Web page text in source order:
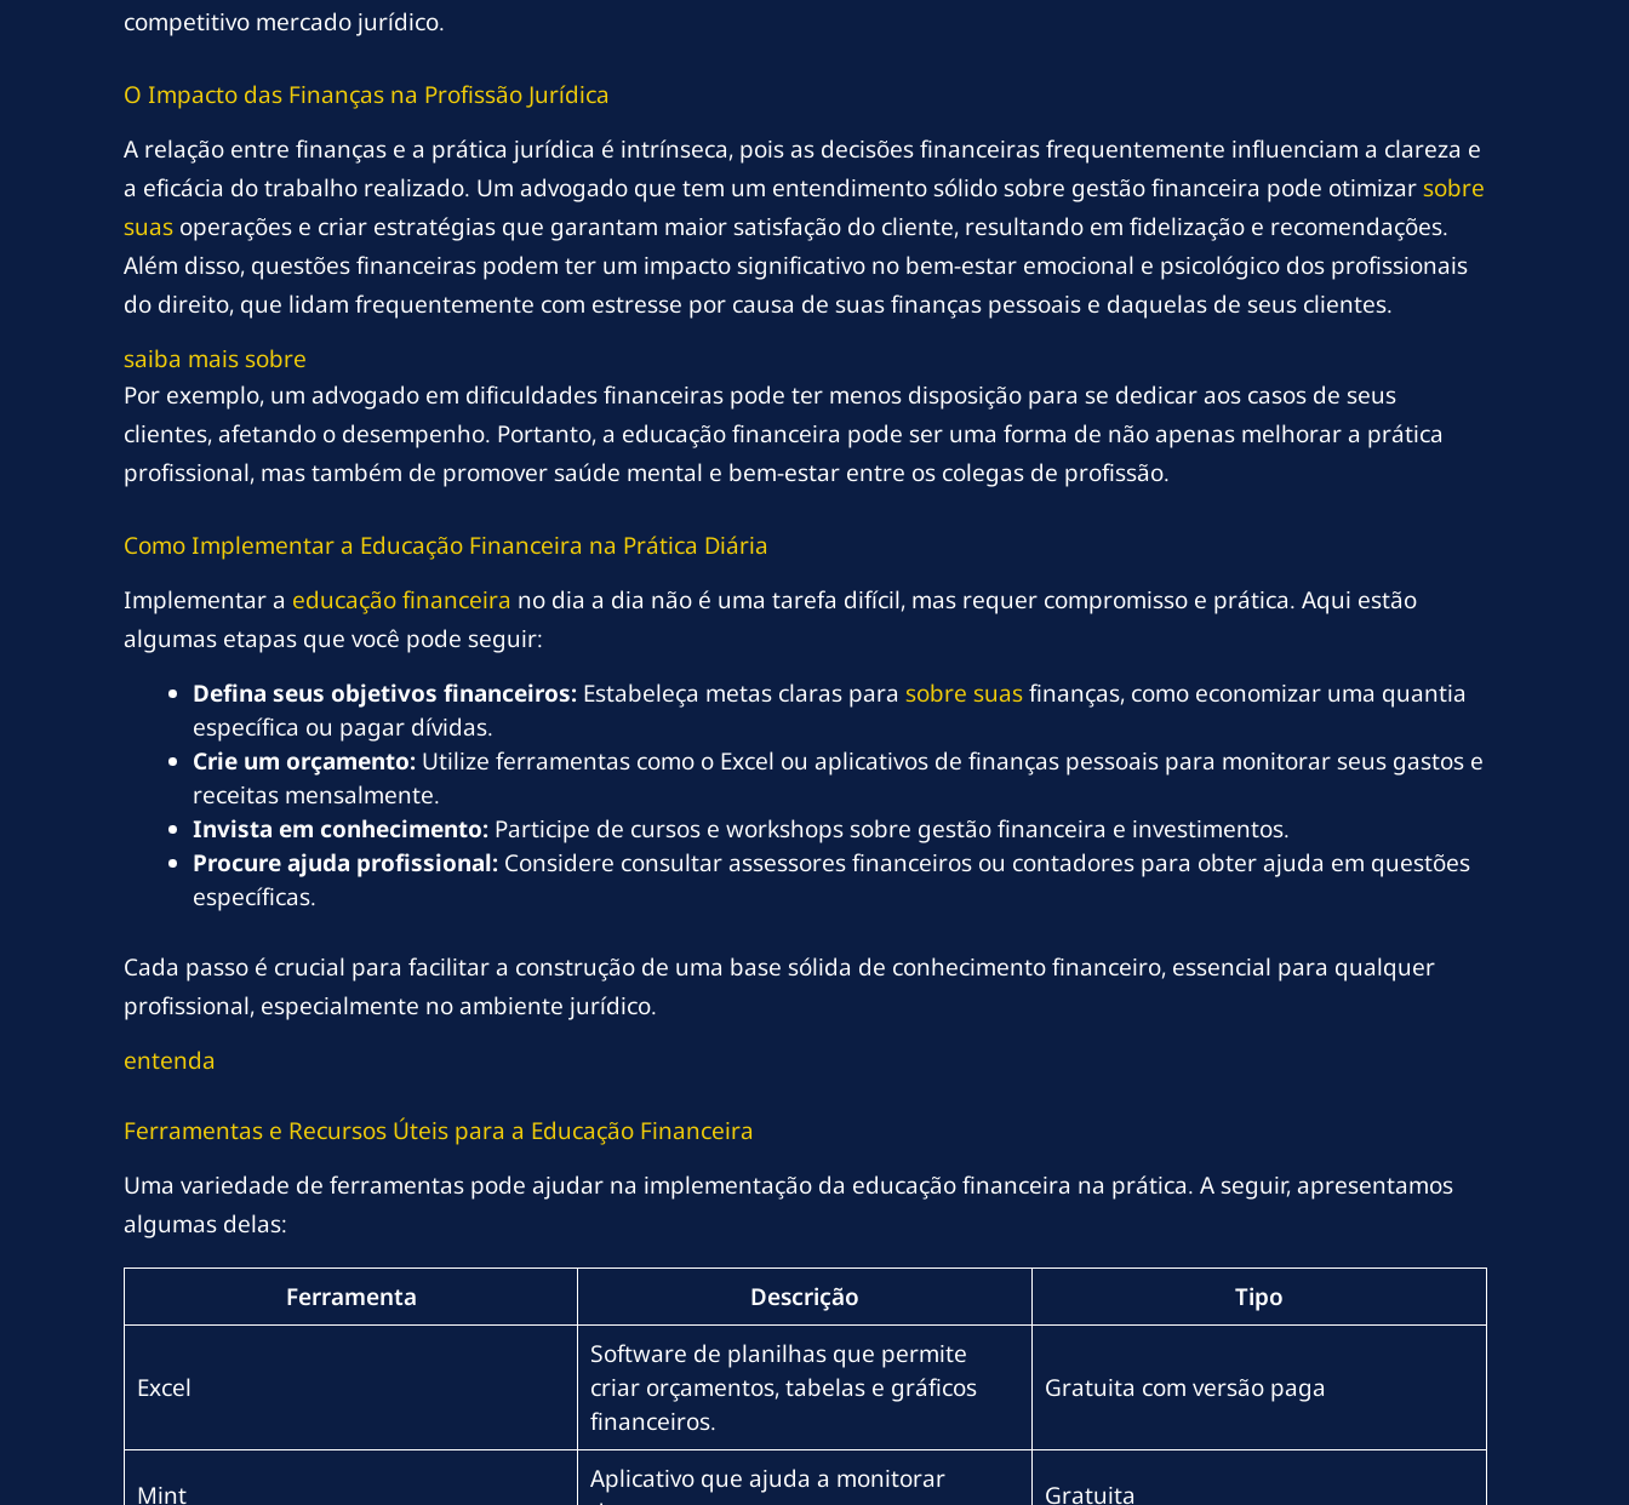
competitivo mercado jurídico.
O Impacto das Finanças na Profissão Jurídica
A relação entre finanças e a prática jurídica é intrínseca, pois as decisões financeiras frequentemente influenciam a clareza e
a eficácia do trabalho realizado. Um advogado que tem um entendimento sólido sobre gestão financeira pode otimizarsobre
suas operações e criar estratégias que garantam maior satisfação do cliente, resultando em fidelização e recomendações.
Além disso, questões financeiras podem ter um impacto significativo no bem-estar emocional e psicológico dos profissionais
do direito, que lidam frequentemente com estresse por causa de suas finanças pessoais e daquelas de seus clientes.
saiba mais sobre
Por exemplo, um advogado em dificuldades financeiras pode ter menos disposição para se dedicar aos casos de seus
clientes, afetando o desempenho. Portanto, a educação financeira pode ser uma forma de não apenas melhorar a prática
profissional, mas também de promover saúde mental e bem-estar entre os colegas de profissão.
Como Implementar a Educação Financeira na Prática Diária
Implementar a educação financeira no dia a dia não é uma tarefa difícil, mas requer compromisso e prática. Aqui estão
algumas etapas que você pode seguir:
Defina seus objetivos financeiros: Estabeleça metas claras para sobre suasfinanças, como economizar uma quantia
específica ou pagar dívidas.
Crie um orçamento: Utilize ferramentas como o Excel ou aplicativos de finanças pessoais para monitorar seus gastos e
receitas mensalmente.
Invista em conhecimento: Participe de cursos e workshops sobre gestão financeira e investimentos.
Procure ajuda profissional: Considere consultar assessores financeiros ou contadores para obter ajuda em questões
específicas.
Cada passo é crucial para facilitar a construção de uma base sólida de conhecimento financeiro, essencial para qualquer
profissional, especialmente no ambiente jurídico.
entenda
Ferramentas e Recursos Úteis para a Educação Financeira
Uma variedade de ferramentas pode ajudar na implementação da educação financeira na prática. A seguir, apresentamos
algumas delas:
Ferramenta Descrição Tipo
Excel
Software de planilhas que permite
criar orçamentos, tabelas e gráficos
financeiros.
Gratuita com versão paga
Mint
Aplicativo que ajuda a monitorar
Gratuita